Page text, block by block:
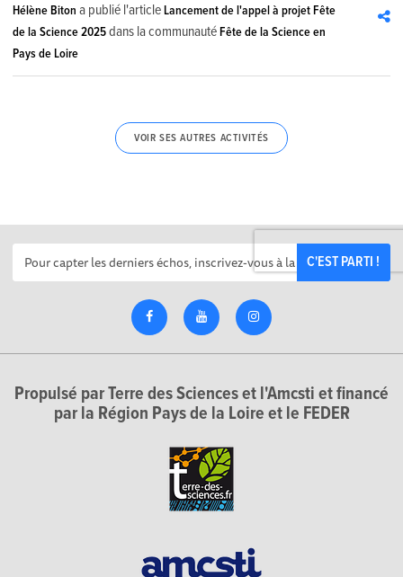
Hélène Biton a publié l'articleLancement de l'appel à projet Fête
de la Science 2025dans la communautéFête de la Science en
Pays de Loire
VOIR SES AUTRES ACTIVITÉS
C'EST PARTI !
Propulsé par Terre des Sciences et l'Amcsti et financé
par la Région Pays de la Loire et le FEDER